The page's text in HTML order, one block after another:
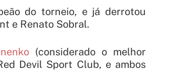
do torneio, e já derrotou
e Renato Sobral.
(considerado o melhor
Devil Sport Club, e ambos